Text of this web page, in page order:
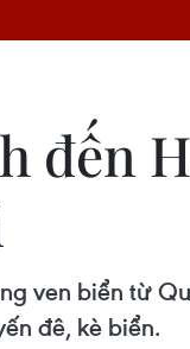
đến
ven biển từ
đê, kè biển.